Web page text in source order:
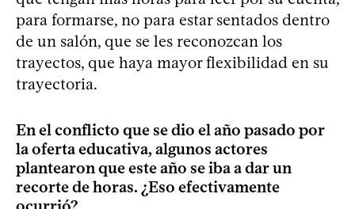
para formarse, no para estar sentados dentro
de un salón, que se les reconozcan los
trayectos, que haya mayor flexibilidad en su
trayectoria.
En el conflicto que se dio el año pasado por
la oferta educativa, algunos actores
plantearon que este año se iba a dar un
recorte de horas. ¿Eso efectivamente